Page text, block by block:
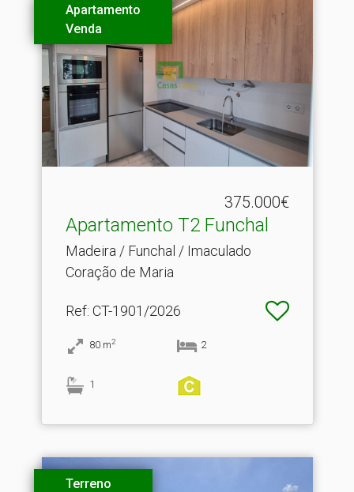
Apartamento
Venda
375.000€
Apartamento T2 Funchal
Madeira / Funchal / Imaculado
Coração de Maria
Ref: CT-1901/2026
80 m2 2
1
Terreno